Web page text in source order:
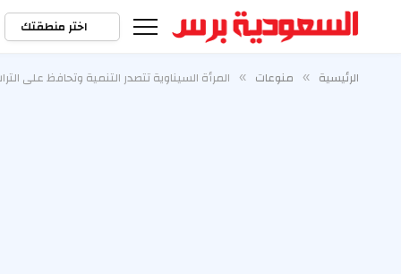
اختر منطقتك
الرئيسية » منوعات » المرأة السيناوية تتصدر التنمية وتحافظ على